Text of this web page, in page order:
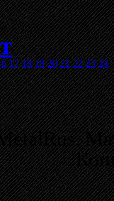
17 18 19 20 21 22 23 24